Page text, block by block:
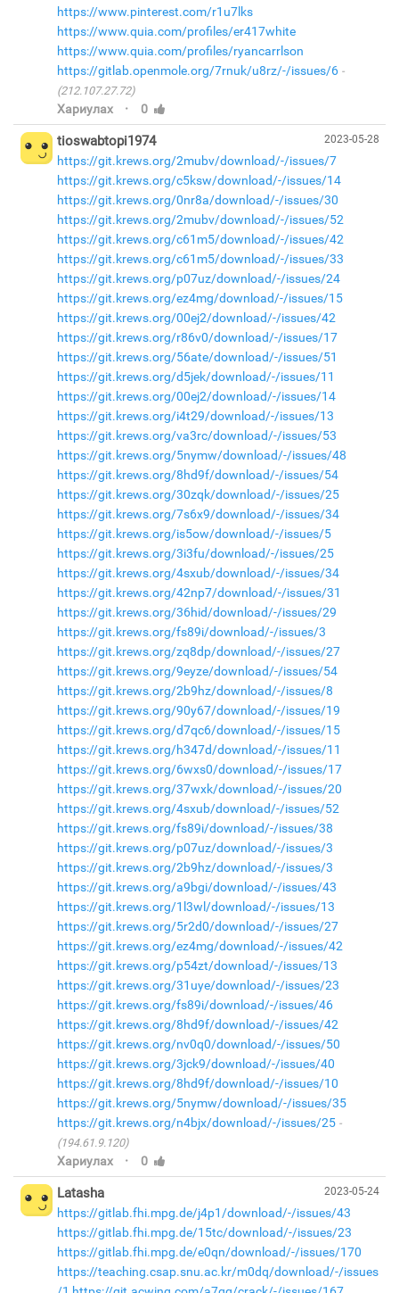
https://www.pinterest.com/r1u7lks
https://www.quia.com/profiles/er417white
https://www.quia.com/profiles/ryancarrlson
https://gitlab.openmole.org/7rnuk/u8rz/-/issues/6
(212.107.27.72)
Хариулах · 0
2023-05-28
tioswabtopi1974
https://git.krews.org/2mubv/download/-/issues/7
https://git.krews.org/c5ksw/download/-/issues/14
https://git.krews.org/0nr8a/download/-/issues/30
https://git.krews.org/2mubv/download/-/issues/52
https://git.krews.org/c61m5/download/-/issues/42
https://git.krews.org/c61m5/download/-/issues/33
https://git.krews.org/p07uz/download/-/issues/24
https://git.krews.org/ez4mg/download/-/issues/15
https://git.krews.org/00ej2/download/-/issues/42
https://git.krews.org/r86v0/download/-/issues/17
https://git.krews.org/56ate/download/-/issues/51
https://git.krews.org/d5jek/download/-/issues/11
https://git.krews.org/00ej2/download/-/issues/14
https://git.krews.org/i4t29/download/-/issues/13
https://git.krews.org/va3rc/download/-/issues/53
https://git.krews.org/5nymw/download/-/issues/48
https://git.krews.org/8hd9f/download/-/issues/54
https://git.krews.org/30zqk/download/-/issues/25
https://git.krews.org/7s6x9/download/-/issues/34
https://git.krews.org/is5ow/download/-/issues/5
https://git.krews.org/3i3fu/download/-/issues/25
https://git.krews.org/4sxub/download/-/issues/34
https://git.krews.org/42np7/download/-/issues/31
https://git.krews.org/36hid/download/-/issues/29
https://git.krews.org/fs89i/download/-/issues/3
https://git.krews.org/zq8dp/download/-/issues/27
https://git.krews.org/9eyze/download/-/issues/54
https://git.krews.org/2b9hz/download/-/issues/8
https://git.krews.org/90y67/download/-/issues/19
https://git.krews.org/d7qc6/download/-/issues/15
https://git.krews.org/h347d/download/-/issues/11
https://git.krews.org/6wxs0/download/-/issues/17
https://git.krews.org/37wxk/download/-/issues/20
https://git.krews.org/4sxub/download/-/issues/52
https://git.krews.org/fs89i/download/-/issues/38
https://git.krews.org/p07uz/download/-/issues/3
https://git.krews.org/2b9hz/download/-/issues/3
https://git.krews.org/a9bgi/download/-/issues/43
https://git.krews.org/1l3wl/download/-/issues/13
https://git.krews.org/5r2d0/download/-/issues/27
https://git.krews.org/ez4mg/download/-/issues/42
https://git.krews.org/p54zt/download/-/issues/13
https://git.krews.org/31uye/download/-/issues/23
https://git.krews.org/fs89i/download/-/issues/46
https://git.krews.org/8hd9f/download/-/issues/42
https://git.krews.org/nv0q0/download/-/issues/50
https://git.krews.org/3jck9/download/-/issues/40
https://git.krews.org/8hd9f/download/-/issues/10
https://git.krews.org/5nymw/download/-/issues/35
https://git.krews.org/n4bjx/download/-/issues/25
(194.61.9.120)
Хариулах · 0
2023-05-24
Latasha
https://gitlab.fhi.mpg.de/j4p1/download/-/issues/43
https://gitlab.fhi.mpg.de/15tc/download/-/issues/23
https://gitlab.fhi.mpg.de/e0qn/download/-/issues/170
https://teaching.csap.snu.ac.kr/m0dq/download/-/issues